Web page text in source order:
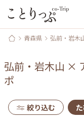
青森県 弘前・岩木
弘前・岩木山 ×
ポ
絞り込む